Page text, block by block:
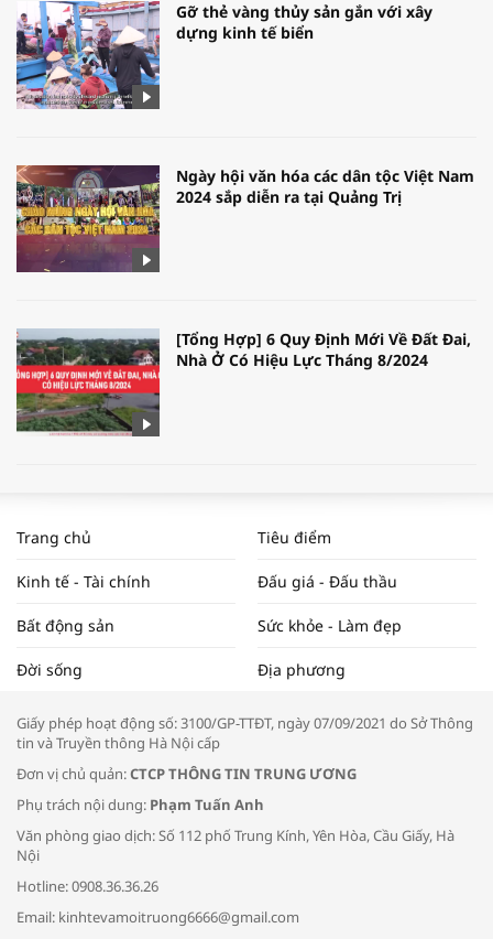
Gỡ thẻ vàng thủy sản gắn với xây
dựng kinh tế biển
Ngày hội văn hóa các dân tộc Việt Nam
2024 sắp diễn ra tại Quảng Trị
[Tổng Hợp] 6 Quy Định Mới Về Đất Đai,
Nhà Ở Có Hiệu Lực Tháng 8/2024
NAM NĂM 2024 VÀ NĂM 2025 | NHỊP
ĐẬP THỊ TRƯỜNG #62
Tọa đàm “Xúc tiến thương mại: Khơi
Bác sĩ tư vấn cách phòng tránh bệnh
đường hô hấp trong thời tiết giao mùa
Trang chủ Tiêu điểm
Kinh tế - Tài chính Đấu giá - Đấu thầu
Bất động sản Sức khỏe - Làm đẹp
Đời sống Địa phương
Giấy phép hoạt động số: 3100/GP-TTĐT, ngày 07/09/2021 do Sở Thông
tin và Truyền thông Hà Nội cấp
Đơn vị chủ quản:CTCP THÔNG TIN TRUNG ƯƠNG
Phụ trách nội dung: Phạm Tuấn Anh
Văn phòng giao dịch: Số 112 phố Trung Kính, Yên Hòa, Cầu Giấy, Hà
Nội
Hotline: 0908.36.36.26
Email: kinhtevamoitruong6666@gmail.com